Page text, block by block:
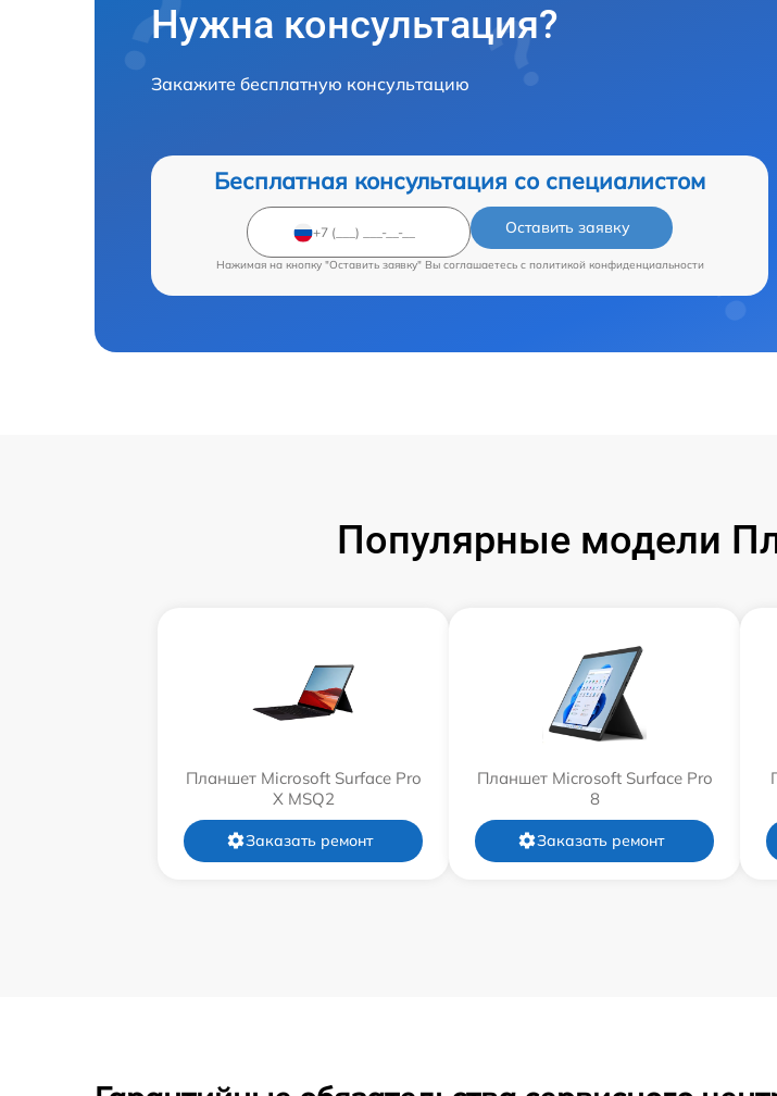
Нужна консультация?
Закажите бесплатную консультацию
Бесплатная консультация со специалистом
Оставить заявку
Нажимая на кнопку "Оставить заявку" Вы соглашаетесь c политикой конфиденциальности
Популярные модели
Планшет Microsoft Surface Pro
X MSQ2
Заказать ремонт
Планшет Microsoft Surface Pro
8
Заказать ремонт